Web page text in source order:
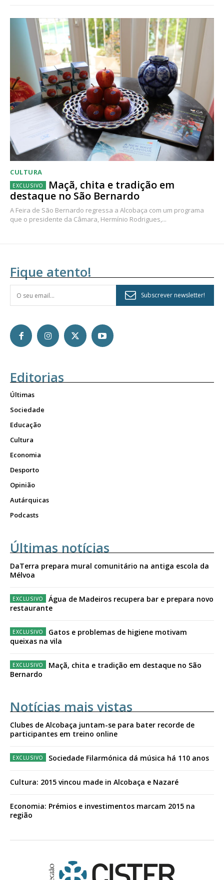
CULTURA
Maçã, chita e tradição em
destaque no São Bernardo
A Feira de São Bernardo regressa a Alcobaça com um programa
que o presidente da Câmara, Hermínio Rodrigues,...
Fique atento!
Subscrever newsletter!
Editorias
Últimas
Sociedade
Educação
Cultura
Economia
Desporto
Opinião
Autárquicas
Podcasts
Últimas notícias
DaTerra prepara mural comunitário na antiga escola da
Mélvoa
Água de Madeiros recupera bar e prepara novo
restaurante
Gatos e problemas de higiene motivam
queixas na vila
Maçã, chita e tradição em destaque no São
Bernardo
Notícias mais vistas
Clubes de Alcobaça juntam-se para bater recorde de
participantes em treino online
Sociedade Filarmónica dá música há 110 anos
Cultura: 2015 vincou made in Alcobaça e Nazaré
Economia: Prémios e investimentos marcam 2015 na
região